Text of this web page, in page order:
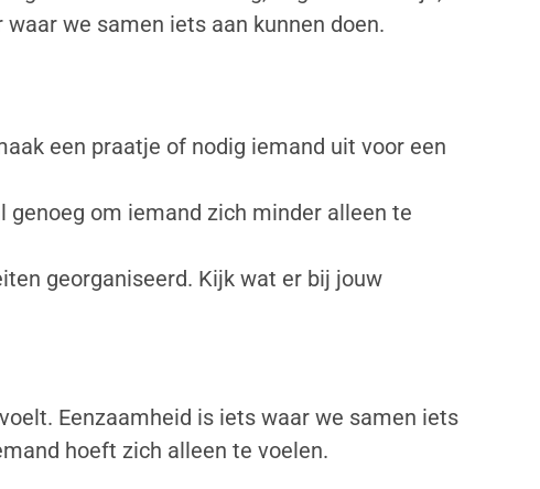
we samen iets aan kunnen doen.
een praatje of nodig iemand uit voor een
om iemand zich minder alleen te
georganiseerd. Kijk wat er bij jouw
Eenzaamheid is iets waar we samen iets
hoeft zich alleen te voelen.